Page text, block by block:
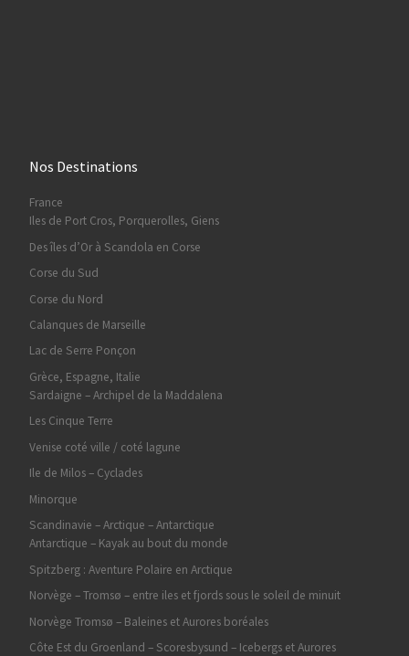
Nos Destinations
France
Iles de Port Cros, Porquerolles, Giens
Des îles d’Or à Scandola en Corse
Corse du Sud
Corse du Nord
Calanques de Marseille
Lac de Serre Ponçon
Grèce, Espagne, Italie
Sardaigne – Archipel de la Maddalena
Les Cinque Terre
Venise coté ville / coté lagune
Ile de Milos – Cyclades
Minorque
Scandinavie – Arctique – Antarctique
Antarctique – Kayak au bout du monde
Spitzberg : Aventure Polaire en Arctique
Norvège – Tromsø – entre iles et fjords sous le soleil de minuit
Norvège Tromsø – Baleines et Aurores boréales
Côte Est du Groenland – Scoresbysund – Icebergs et Aurores